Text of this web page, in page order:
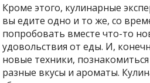
Кроме этого, кулинарные
вы едите одно и то же, со
попробовать вместе что-то
удовольствия от еды. И,
новые техники,
разные вкусы и ароматы.